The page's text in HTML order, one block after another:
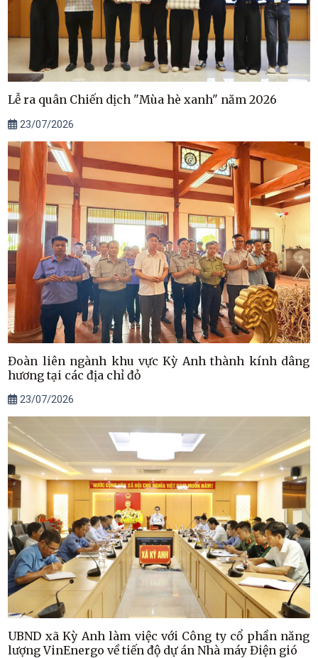
Lễ ra quân Chiến dịch "Mùa hè xanh" năm 2026
23/07/2026
Đoàn liên ngành khu vực Kỳ Anh thành kính dâng
hương tại các địa chỉ đỏ
23/07/2026
UBND xã Kỳ Anh làm việc với Công ty cổ phần năng
lượng VinEnergo về tiến độ dự án Nhà máy Điện gió